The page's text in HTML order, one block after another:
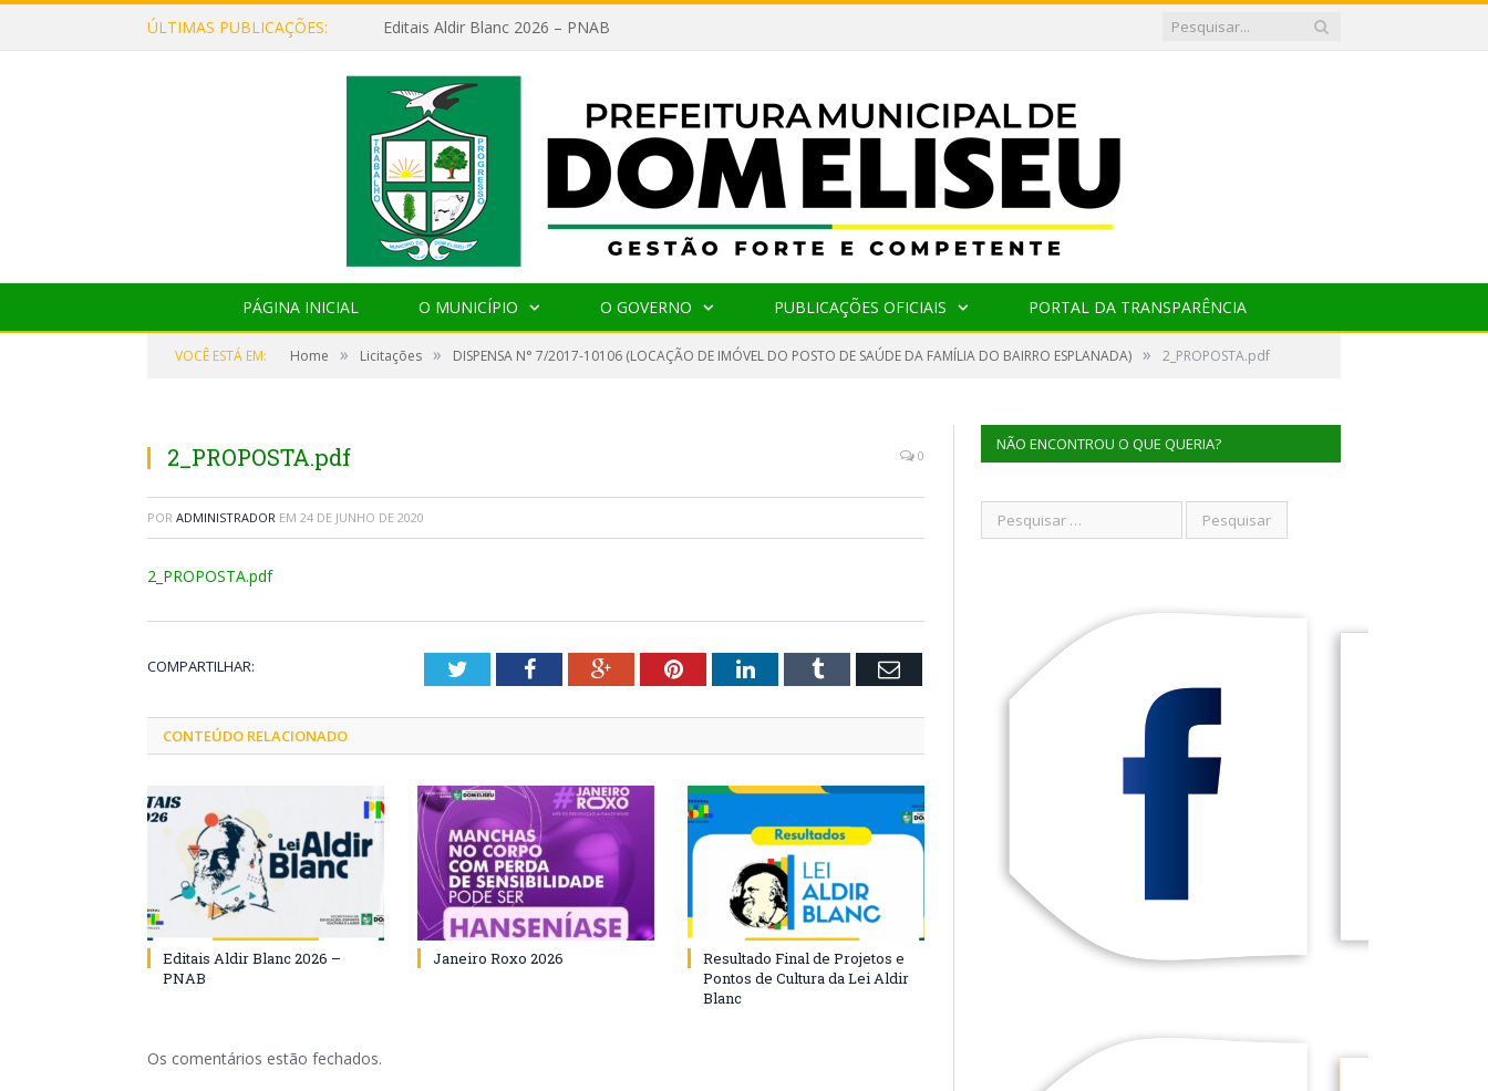
ÚLTIMAS PUBLICAÇÕES: Editais Aldir Blanc 2026 – PNAB
PÁGINA INICIAL O MUNICÍPIO O GOVERNO PUBLICAÇÕES OFICIAIS PORTAL DA TRANSPARÊNCIA
VOCÊ ESTÁ EM: Home » Licitações » DISPENSA N° 7/2017-10106 (LOCAÇÃO DE IMÓVEL DO POSTO DE SAÚDE DA FAMÍLIA DO BAIRRO ESPLANADA) » 2_PROPOSTA.pdf
2_PROPOSTA.pdf 0
POR ADMINISTRADOR EM 24 DE JUNHO DE 2020
2_PROPOSTA.pdf
COMPARTILHAR: TwitterFacebookGoogle+PinterestLinkedInTumblr Email
CONTEÚDO RELACIONADO
Editais Aldir Blanc 2026 –
PNAB
Janeiro Roxo 2026
Resultado Final de Projetos e
Pontos de Cultura da Lei Aldir
Blanc
Os comentários estão fechados.
NÃO ENCONTROU O QUE QUERIA?